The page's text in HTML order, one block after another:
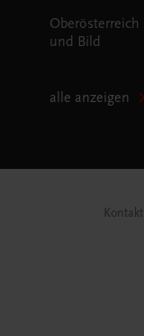
Oberösterreich
und Bild
alle anzeigen
Kontakt